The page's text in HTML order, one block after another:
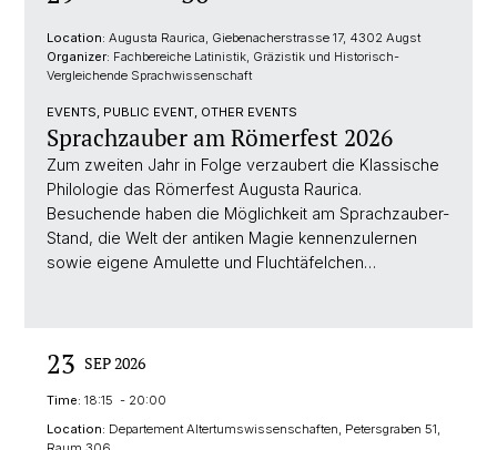
Location: Augusta Raurica, Giebenacherstrasse 17, 4302 Augst
Organizer: Fachbereiche Latinistik, Gräzistik und Historisch-
Vergleichende Sprachwissenschaft
EVENTS, PUBLIC EVENT, OTHER EVENTS
Sprachzauber am Römerfest 2026
Zum zweiten Jahr in Folge verzaubert die Klassische
Philologie das Römerfest Augusta Raurica.
Besuchende haben die Möglichkeit am Sprachzauber-
Stand, die Welt der antiken Magie kennenzulernen
sowie eigene Amulette und Fluchtäfelchen…
23 SEP 2026
Time: 18:15 - 20:00
Location: Departement Altertumswissenschaften, Petersgraben 51,